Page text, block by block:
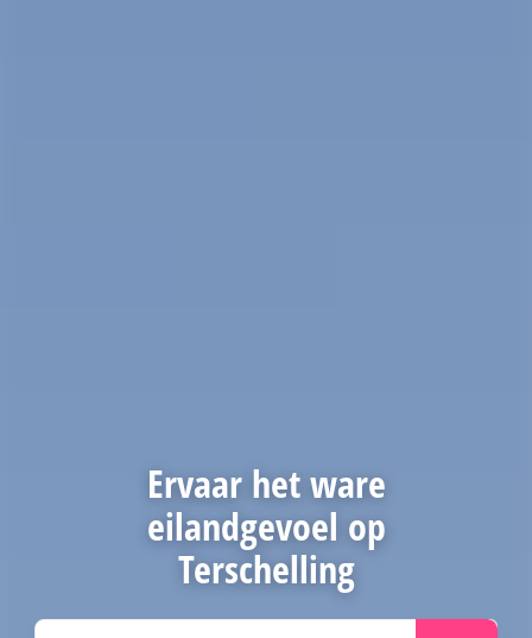
Ervaar het ware
eilandgevoel op
Terschelling